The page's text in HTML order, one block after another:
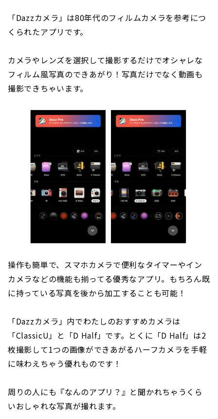
「Dazzカメラ」は80年代のフィルムカメラを参考につ
くられたアプリです。
カメラやレンズを選択して撮影するだけでオシャレな
フィルム風写真のできあがり！写真だけでなく動画も
撮影できちゃいます。
操作も簡単で、スマホカメラで便利なタイマーやイン
カメラなどの機能も揃ってる優秀なアプリ。もちろん既
に持っている写真を後から加工することも可能！
「Dazzカメラ」内でわたしのおすすめカメラは
「ClassicU」と「D Half」です。とくに「D Half」は2
枚撮影して1つの画像ができあがるハーフカメラを手軽
に味わえちゃう優れものです！
周りの人にも『なんのアプリ？』と聞かれちゃうくら
いおしゃれな写真が撮れます。